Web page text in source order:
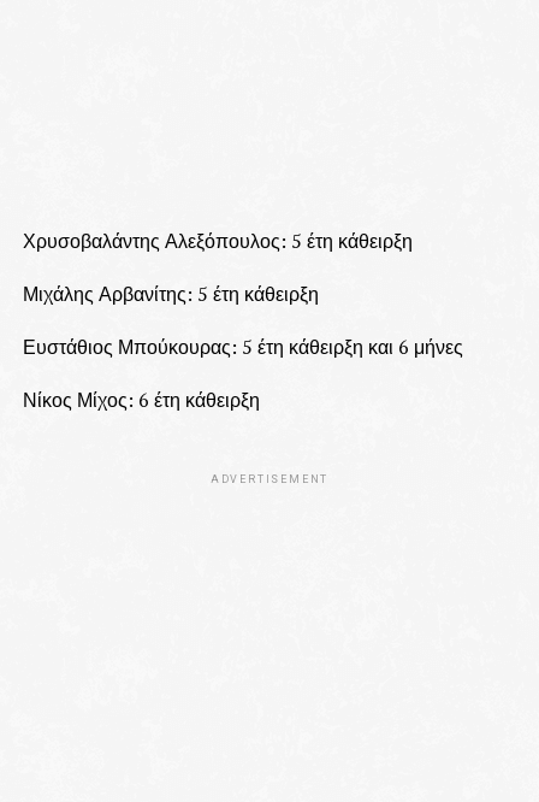
Χρυσοβαλάντης Αλεξόπουλος: 5 έτη κάθειρξη
Μιχάλης Αρβανίτης: 5 έτη κάθειρξη
Ευστάθιος Μπούκουρας: 5 έτη κάθειρξη και 6 μήνες
Νίκος Μίχος: 6 έτη κάθειρξη
ADVERTISEMENT